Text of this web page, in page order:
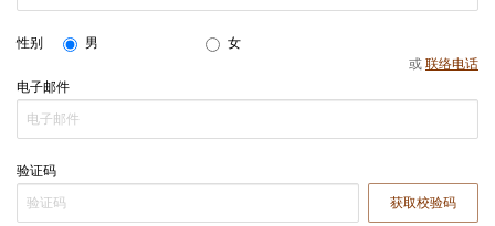
性别 男
女
或 联络电话
电子邮件
验证码
获取校验码